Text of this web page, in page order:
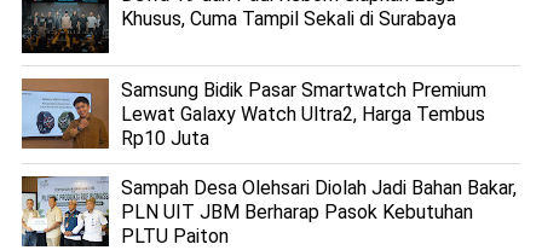
Khusus, Cuma Tampil Sekali di Surabaya
Samsung Bidik Pasar Smartwatch Premium
Lewat Galaxy Watch Ultra2, Harga Tembus
Rp10 Juta
Sampah Desa Olehsari Diolah Jadi Bahan Bakar,
PLN UIT JBM Berharap Pasok Kebutuhan
PLTU Paiton